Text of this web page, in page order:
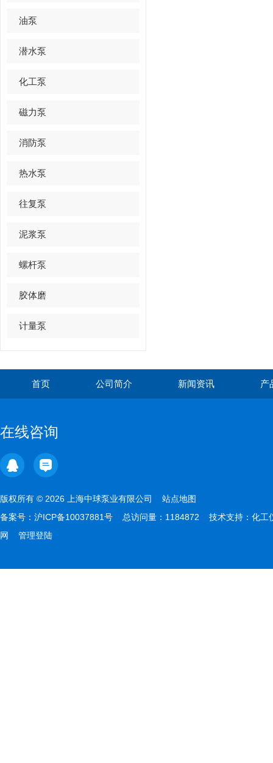
油泵
潜水泵
化工泵
磁力泵
消防泵
热水泵
往复泵
泥浆泵
螺杆泵
胶体磨
计量泵
首页 公司简介 新闻资讯 产
在线咨询
版权所有 © 2026 上海中球泵业有限公司 站点地图
备案号： 沪ICP备10037881号 总访问量：1184872 技术支持： 化工
网
管理登陆